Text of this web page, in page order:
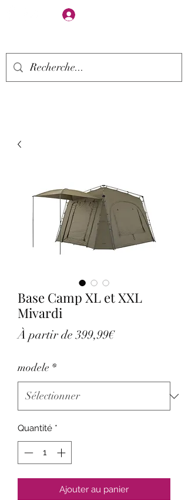
Base Camp XL et XXL
Mivardi
À partir de399,99€Prix
modele *
Quantité *
Ajouter au panier